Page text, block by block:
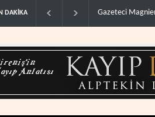
DAKİKA Irak Direnişi: